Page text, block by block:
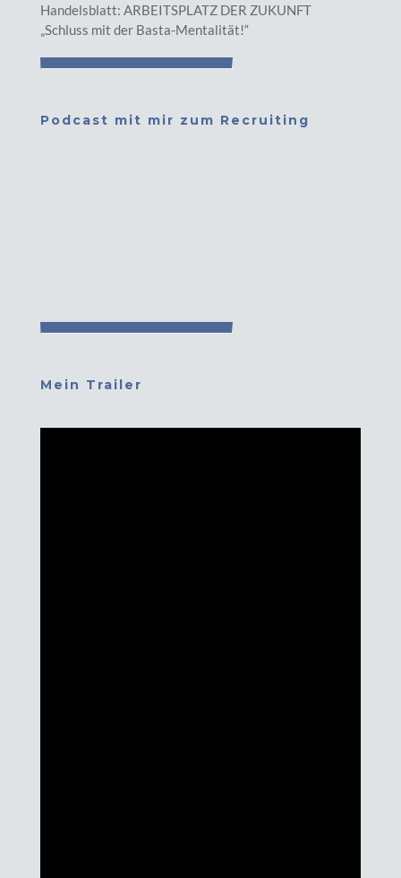
Handelsblatt: ARBEITSPLATZ DER ZUKUNFT
„Schluss mit der Basta-Mentalität!“
Podcast mit mir zum Recruiting
Mein Trailer